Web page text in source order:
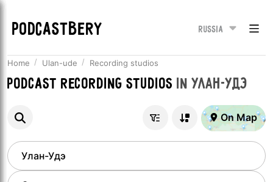
PODCASTBERY Russia
Home Ulan-ude Recording studios
Podcast recording studios inУлан-Удэ
On Map